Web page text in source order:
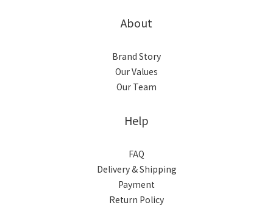
About
Brand Story
Our Values
Our Team
Help
FAQ
Delivery & Shipping
Payment
Return Policy